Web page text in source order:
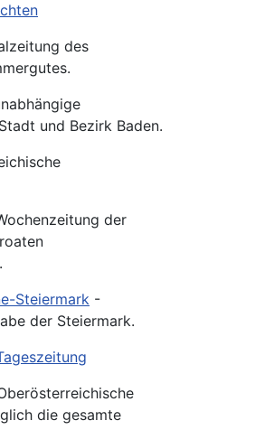
des
und Bezirk Baden.
der
Steiermark -
der Steiermark.
die gesamte